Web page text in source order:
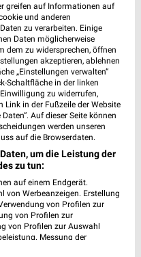
| Geöffnet
Wechloy
| Geöffnet
greifen auf Informationen auf
und anderen
zu verarbeiten. Einige
Daten möglicherweise
dem zu widersprechen, öffnen
akzeptieren, ablehnen
„Einstellungen verwalten“
Schaltfläche in der linken
zu widerrufen,
Link in der Fußzeile der Website
Auf dieser Seite können
werden unseren
auf die Browserdaten.
um die Leistung der
zu tun:
auf einem Endgerät.
von Werbeanzeigen. Erstellung
von Profilen zur
von Profilen zur
von Profilen zur Auswahl
Messung der